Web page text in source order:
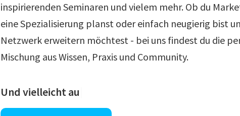
inspirierenden Seminaren und vielem mehr. Ob du
eine Spezialisierung planst oder einfach neugierig bist
Netzwerk erweitern möchtest - bei uns findest du die
Mischung aus Wissen, Praxis und Community.
Und vielleicht auch deinen nächsten Karriereschritt.